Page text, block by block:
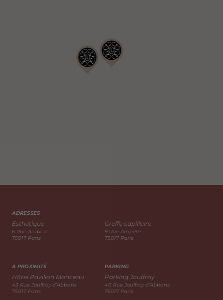
ADRESSES
Esthétique
6 Rue Ampère
75017 Paris
Greffe capillaire
9 Rue Ampère
75017 Paris
A PROXIMITÉ
Hôtel Pavillon Monceau
43 Rue Jouffroy d’Abbans
75017 Paris
PARKING
Parking Jouffroy
40 Rue Jouffroy d’Abbans
75017 Paris